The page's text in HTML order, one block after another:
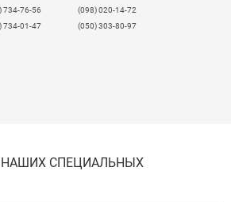
734-76-56
734-01-47
(098) 020-14-72
(050) 303-80-97
СПЕЦИАЛЬНЫХ